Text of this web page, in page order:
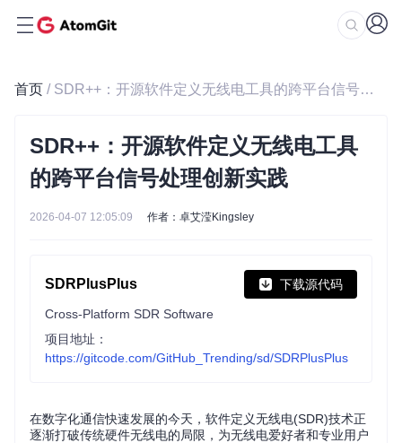
首页 / SDR++：开源软件定义无线电工具的跨平台信号处理创新实践
SDR++：开源软件定义无线电工具
的跨平台信号处理创新实践
2026-04-07 12:05:09 作者：卓艾滢Kingsley
SDRPlusPlus 下载源代码
Cross-Platform SDR Software
项目地址：
https://gitcode.com/GitHub_Trending/sd/SDRPlusPlus
在数字化通信快速发展的今天，软件定义无线电(SDR)技术正
逐渐打破传统硬件无线电的局限，为无线电爱好者和专业用户